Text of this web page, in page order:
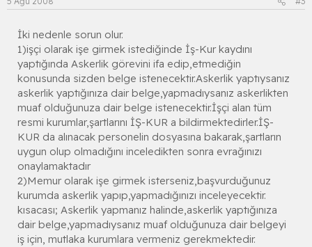
İki nedenle sorun olur.
1)işçi olarak işe girmek istediğinde İş-Kur kaydını
yaptığında Askerlik görevini ifa edip,etmediğin
konusunda sizden belge istenecektir.Askerlik yaptıysanız
askerlik yaptığınıza dair belge,yapmadıysanız askerlikten
muaf olduğunuza dair belge istenecektir.İşçi alan tüm
resmi kurumlar,şartlarını İŞ-KUR a bildirmektedirler.İŞ-
KUR da alınacak personelin dosyasına bakarak,şartların
uygun olup olmadığını inceledikten sonra evrağınızı
onaylamaktadır
2)Memur olarak işe girmek isterseniz,başvurduğunuz
kurumda askerlik yapıp,yapmadığınızı inceleyecektir.
kısacası; Askerlik yapmanız halinde,askerlik yaptığınıza
dair belge,yapmadıysanız muaf olduğunuza dair belgeyi
iş için, mutlaka kurumlara vermeniz gerekmektedir.